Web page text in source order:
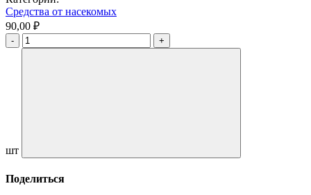
Средства от насекомых
90,00 ₽
шт
Поделиться